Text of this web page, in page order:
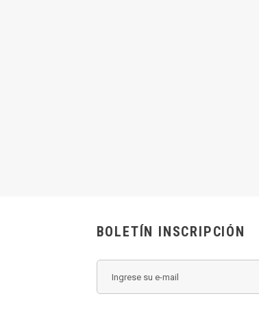
BOLETÍN INSCRIPCIÓN